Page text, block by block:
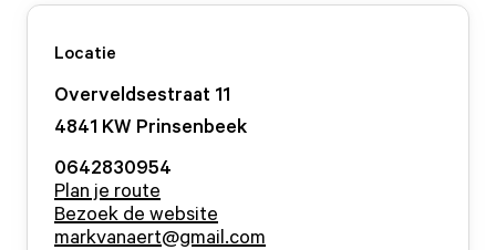
Locatie
Overveldsestraat 11
4841 KW Prinsenbeek
0642830954
Plan je route
Bezoek de website
markvanaert@gmail.com